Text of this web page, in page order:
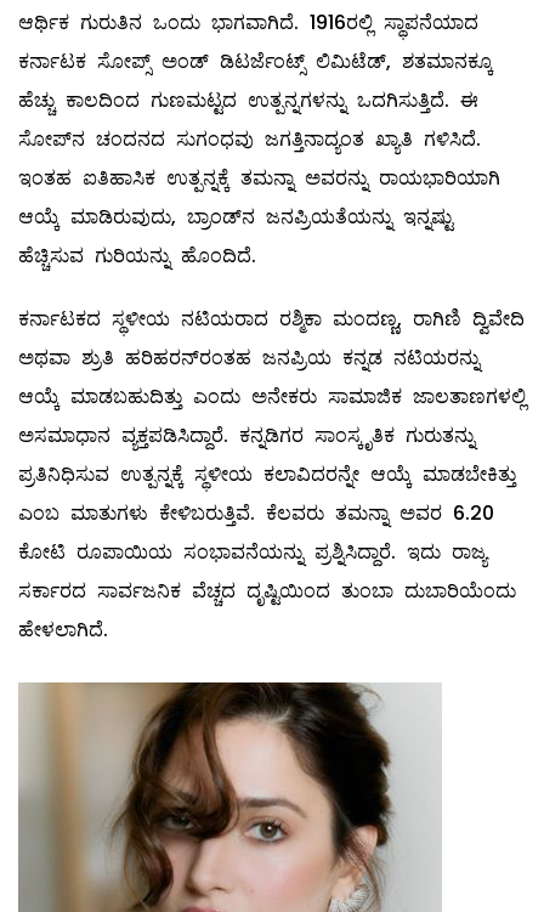
ಆರ್ಥಿಕ ಗುರುತಿನ ಒಂದು ಭಾಗವಾಗಿದೆ. 1916ರಲ್ಲಿ ಸ್ಥಾಪನೆಯಾದ
ಕರ್ನಾಟಕ ಸೋಪ್ಸ್ ಅಂಡ್ ಡಿಟರ್ಜೆಂಟ್ಸ್ ಲಿಮಿಟೆಡ್, ಶತಮಾನಕ್ಕೂ
ಹೆಚ್ಚು ಕಾಲದಿಂದ ಗುಣಮಟ್ಟದ ಉತ್ಪನ್ನಗಳನ್ನು ಒದಗಿಸುತ್ತಿದೆ. ಈ
ಸೋಪ್‌ನ ಚಂದನದ ಸುಗಂಧವು ಜಗತ್ತಿನಾದ್ಯಂತ ಖ್ಯಾತಿ ಗಳಿಸಿದೆ.
ಇಂತಹ ಐತಿಹಾಸಿಕ ಉತ್ಪನ್ನಕ್ಕೆ ತಮನ್ನಾ ಅವರನ್ನು ರಾಯಭಾರಿಯಾಗಿ
ಆಯ್ಕೆ ಮಾಡಿರುವುದು, ಬ್ರಾಂಡ್‌ನ ಜನಪ್ರಿಯತೆಯನ್ನು ಇನ್ನಷ್ಟು
ಹೆಚ್ಚಿಸುವ ಗುರಿಯನ್ನು ಹೊಂದಿದೆ.
ಕರ್ನಾಟಕದ ಸ್ಥಳೀಯ ನಟಿಯರಾದ ರಶ್ಮಿಕಾ ಮಂದಣ್ಣ, ರಾಗಿಣಿ ದ್ವಿವೇದಿ
ಅಥವಾ ಶ್ರುತಿ ಹರಿಹರನ್‌ರಂತಹ ಜನಪ್ರಿಯ ಕನ್ನಡ ನಟಿಯರನ್ನು
ಆಯ್ಕೆ ಮಾಡಬಹುದಿತ್ತು ಎಂದು ಅನೇಕರು ಸಾಮಾಜಿಕ ಜಾಲತಾಣಗಳಲ್ಲಿ
ಅಸಮಾಧಾನ ವ್ಯಕ್ತಪಡಿಸಿದ್ದಾರೆ. ಕನ್ನಡಿಗರ ಸಾಂಸ್ಕೃತಿಕ ಗುರುತನ್ನು
ಪ್ರತಿನಿಧಿಸುವ ಉತ್ಪನ್ನಕ್ಕೆ ಸ್ಥಳೀಯ ಕಲಾವಿದರನ್ನೇ ಆಯ್ಕೆ ಮಾಡಬೇಕಿತ್ತು
ಎಂಬ ಮಾತುಗಳು ಕೇಳಿಬರುತ್ತಿವೆ. ಕೆಲವರು ತಮನ್ನಾ ಅವರ 6.20
ಕೋಟಿ ರೂಪಾಯಿಯ ಸಂಭಾವನೆಯನ್ನು ಪ್ರಶ್ನಿಸಿದ್ದಾರೆ. ಇದು ರಾಜ್ಯ
ಸರ್ಕಾರದ ಸಾರ್ವಜನಿಕ ವೆಚ್ಚದ ದೃಷ್ಟಿಯಿಂದ ತುಂಬಾ ದುಬಾರಿಯೆಂದು
ಹೇಳಲಾಗಿದೆ.